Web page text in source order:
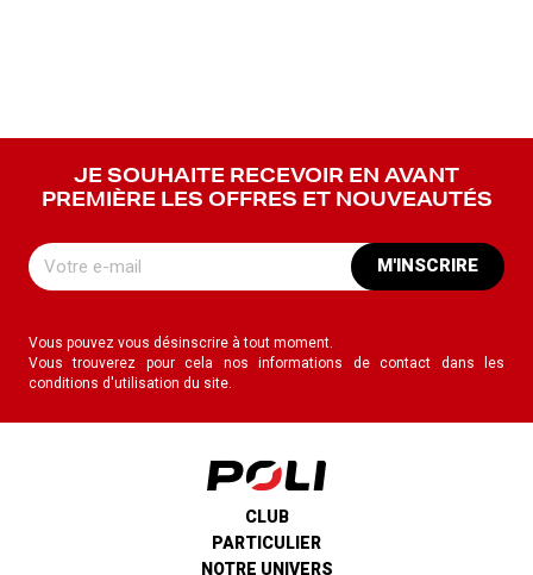
JE SOUHAITE RECEVOIR EN AVANT
PREMIÈRE LES OFFRES ET NOUVEAUTÉS
M'INSCRIRE
Vous pouvez vous désinscrire à tout moment.
Vous trouverez pour cela nos informations de contact dans les
conditions d'utilisation du site.
CLUB
PARTICULIER
NOTRE UNIVERS